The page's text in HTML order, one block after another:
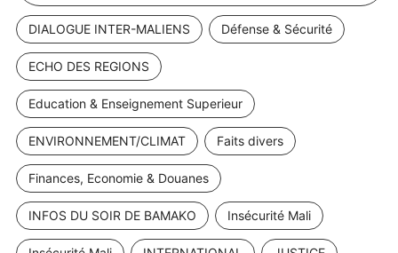
DIALOGUE INTER-MALIENS Défense & Sécurité
ECHO DES REGIONS
Education & Enseignement Superieur
ENVIRONNEMENT/CLIMAT Faits divers
Finances, Economie & Douanes
INFOS DU SOIR DE BAMAKO Insécurité Mali